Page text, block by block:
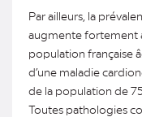
Par ailleurs, la
augmente fortement
population française
d’une maladie
de la population de
Toutes pathologies